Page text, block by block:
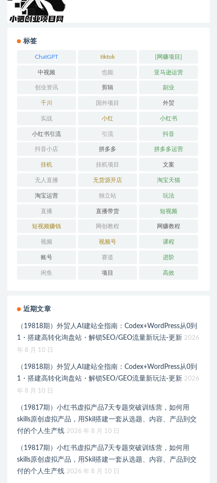
标签
ChatGPT tiktok [网赚项目]
中视频 也能 亚马逊运营
创业资讯 剪辑 副业
千川 国外项目 外贸
实战 小红 小红书
小红书引流 引流 抖音
抖音小店 拼多多 拼多多运营
挂机 挂机项目 文案
无人直播 无货源开店 淘宝天猫
淘宝运营 独立站 玩法
直播 直播带货 短视频
短视频赚钱 网创教程 网赚教程
视频 视频号 课程
账号 赛道 进阶
闲鱼 项目 高效
近期文章
（19818期）外贸人AI建站全指南：Codex+WordPress从0到
1・搭建高转化询盘站・解锁SEO/GEO流量新玩法-更新 2026
年 8 月 10 日
（19818期）外贸人AI建站全指南：Codex+WordPress从0到
1・搭建高转化询盘站・解锁SEO/GEO流量新玩法-更新 2026
年 8 月 10 日
（19817期）小红书虚拟产品7天专题突破训练营，如何用
skills原创虚拟产品，用Skil搭建一套从选题、内容、产品到交
付的个人生产线 2026 年 8 月 10 日
（19817期）小红书虚拟产品7天专题突破训练营，如何用
skills原创虚拟产品，用Skil搭建一套从选题、内容、产品到交
付的个人生产线 2026 年 8 月 10 日